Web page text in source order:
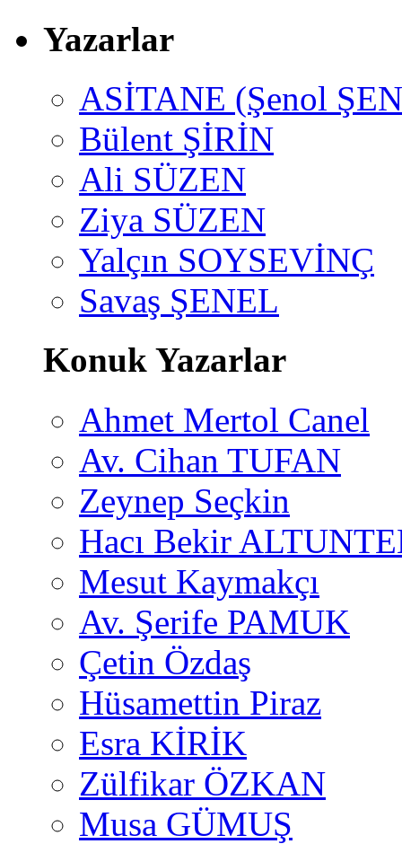
Yazarlar
ASİTANE (Şenol
Bülent ŞİRİN
Ali SÜZEN
Ziya SÜZEN
Yalçın SOYSEVİNÇ
Savaş ŞENEL
Konuk Yazarlar
Ahmet Mertol Canel
Av. Cihan TUFAN
Zeynep Seçkin
Hacı Bekir
Mesut Kaymakçı
Av. Şerife PAMUK
Çetin Özdaş
Hüsamettin Piraz
Esra KİRİK
Zülfikar ÖZKAN
Musa GÜMUŞ